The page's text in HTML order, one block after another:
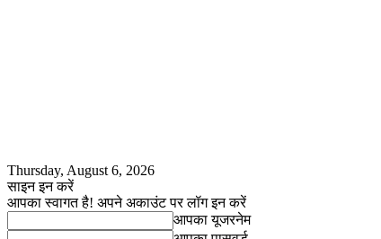
Thursday, August 6, 2026
साइन इन करें
आपका स्वागत है! अपने अकाउंट पर लॉग इन करें
आपका यूजरनेम